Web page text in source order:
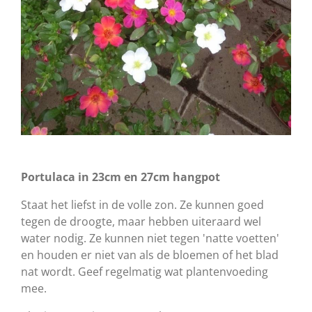
Portulaca in 23cm en 27cm hangpot
Staat het liefst in de volle zon. Ze kunnen goed
tegen de droogte, maar hebben uiteraard wel
water nodig. Ze kunnen niet tegen 'natte voetten'
en houden er niet van als de bloemen of het blad
nat wordt. Geef regelmatig wat plantenvoeding
mee.